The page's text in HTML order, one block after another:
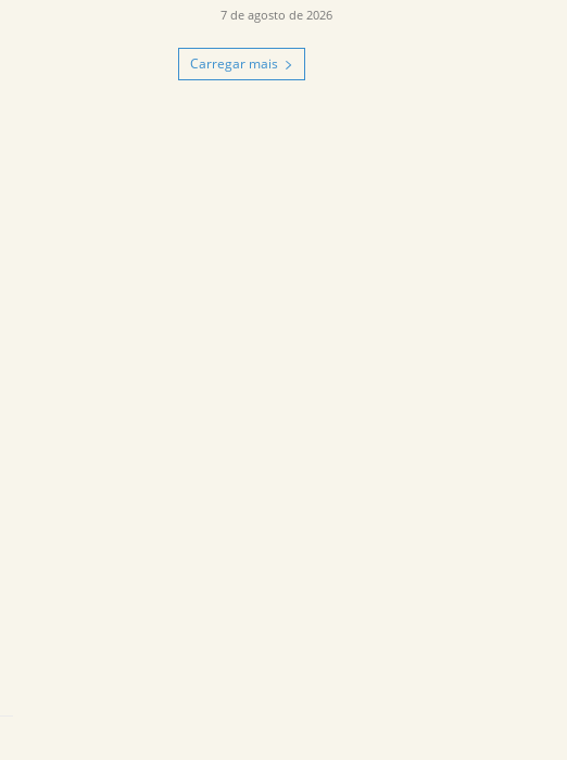
7 de agosto de 2026
Carregar mais